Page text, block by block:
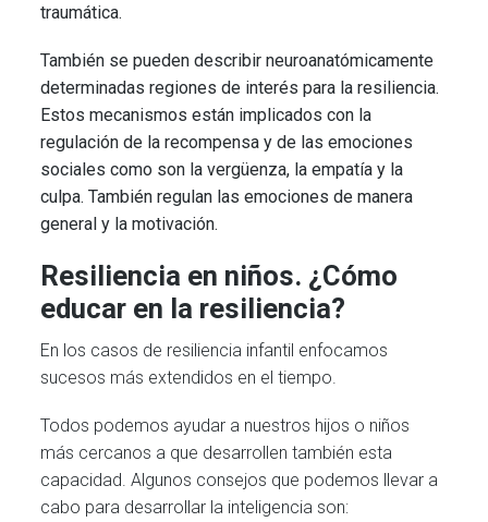
traumática.
También se pueden describir neuroanatómicamente
determinadas regiones de interés para la resiliencia.
Estos mecanismos están implicados con la
regulación de la recompensa y de las emociones
sociales como son la vergüenza, la empatía y la
culpa. También regulan las emociones de manera
general y la motivación.
Resiliencia en niños. ¿Cómo
educar en la resiliencia?
En los casos de resiliencia infantil enfocamos
sucesos más extendidos en el tiempo.
Todos podemos ayudar a nuestros hijos o niños
más cercanos a que desarrollen también esta
capacidad. Algunos consejos que podemos llevar a
cabo para desarrollar la inteligencia son: